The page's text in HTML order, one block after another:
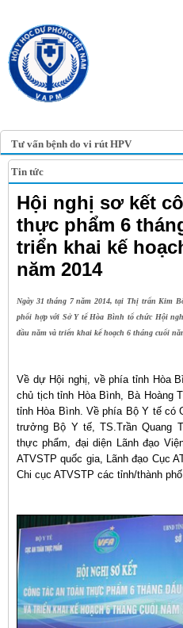
Tư vấn bệnh do vi rút HPV
Tin tức
Hội nghị sơ kết
thực phẩm 6
triển khai kế
năm 2014
Ngày 31 tháng 7 năm 2014, tại Thị trấn Kim
phối hợp với Sở Y tế Hòa Bình tổ chức Hội
đầu năm và triển khai kế hoạch 6 tháng cuối
Về dự Hội nghị, về phía tỉnh Hòa
chủ tịch tỉnh Hòa Bình, Bà Hoàng
tỉnh Hòa Bình. Về phía Bộ Y tế có
trưởng Bộ Y tế, TS.Trần Quang
thực phẩm, đại diện Lãnh đạo
ATVSTP quốc gia, Lãnh đạo Cục
Chi cục ATVSTP các tỉnh/thành